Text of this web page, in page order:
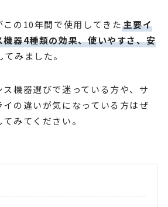
この10年間で使用してきた主要イ
器4種類の効果、使いやすさ、安
てみました。
機器選びで迷っている方や、サ
の違いが気になっている方はぜ
みてください。